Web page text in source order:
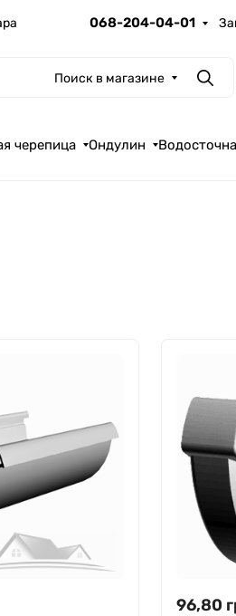
068-204-04-01
Поиск в магазине
черепица Ондулин
96,80